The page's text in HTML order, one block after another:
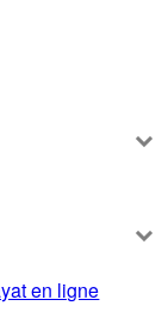
en ligne